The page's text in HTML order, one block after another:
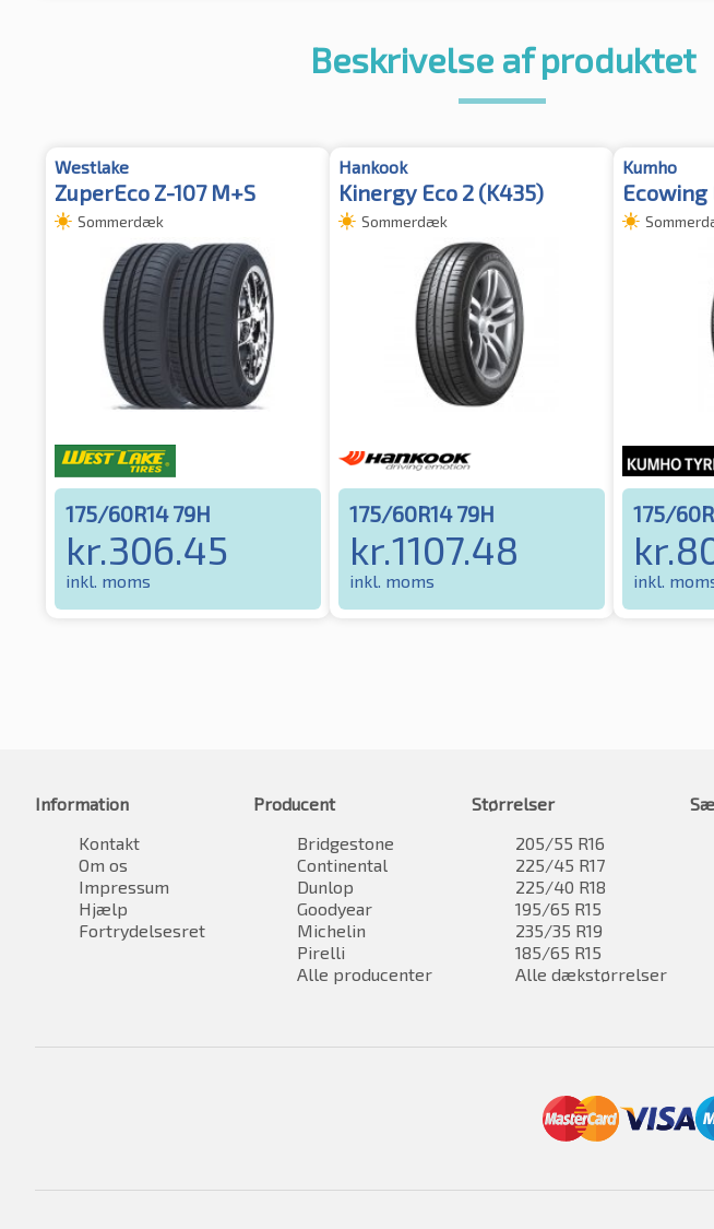
Beskrivelse af produktet
Westlake
ZuperEco Z-107 M+S
Sommerdæk
175/60R14 79H
kr.306.45
inkl. moms
Hankook
Kinergy Eco 2 (K435)
Sommerdæk
175/60R14 79H
kr.1107.48
inkl. moms
Kumho
Ecowing
175/
kr.
inkl.
Information
Kontakt
Om os
Impressum
Hjælp
Fortrydelsesret
Producent
Bridgestone
Continental
Dunlop
Goodyear
Michelin
Pirelli
Alle producenter
Størrelser
205/55 R16
225/45 R17
225/40 R18
195/65 R15
235/35 R19
185/65 R15
Alle dækstørrelser